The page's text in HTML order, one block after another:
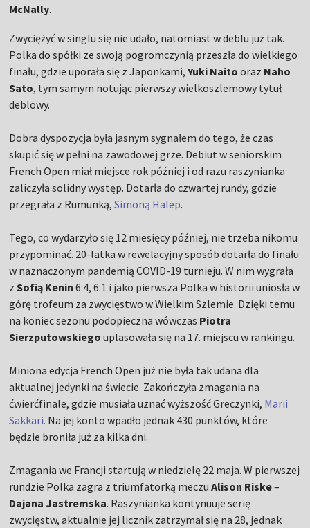
McNally.
Zwyciężyć w singlu się nie udało, natomiast w deblu już tak.
Polka do spółki ze swoją pogromczynią przeszła do wielkiego
finału, gdzie uporała się z Japonkami,Yuki Naito oraz Naho
Sato, tym samym notując pierwszy wielkoszlemowy tytuł
deblowy.
Dobra dyspozycja była jasnym sygnałem do tego, że czas
skupić się w pełni na zawodowej grze. Debiut w seniorskim
French Open miał miejsce rok później i od razu raszynianka
zaliczyła solidny występ. Dotarła do czwartej rundy, gdzie
przegrała z Rumunką,Simoną Halep.
Tego, co wydarzyło się 12 miesięcy później, nie trzeba nikomu
przypominać. 20-latka w rewelacyjny sposób dotarła do finału
w naznaczonym pandemią COVID-19 turnieju. W nim wygrała
zSofią Kenin 6:4, 6:1 i jako pierwsza Polka w historii uniosła w
górę trofeum za zwycięstwo w Wielkim Szlemie. Dzięki temu
na koniec sezonu podopieczna wówczas Piotra
Sierzputowskiego uplasowała się na 17. miejscu w rankingu.
Miniona edycja French Open już nie była tak udana dla
aktualnej jedynki na świecie. Zakończyła zmagania na
ćwierćfinale, gdzie musiała uznać wyższość Greczynki, Marii
Sakkari. Na jej konto wpadło jednak 430 punktów, które
będzie broniła już za kilka dni.
Zmagania we Francji startują w niedzielę 22 maja. W pierwszej
rundzie Polka zagra z triumfatorką meczuAlison Riske–
Dajana Jastremska. Raszynianka kontynuuje serię
zwycięstw, aktualnie jej licznik zatrzymał się na 28, jednak